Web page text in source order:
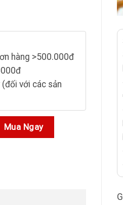
hàng >500.000đ
với các sản
Mua Ngay